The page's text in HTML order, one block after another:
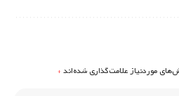
موردنیاز علامت‌گذاری شده‌اند*